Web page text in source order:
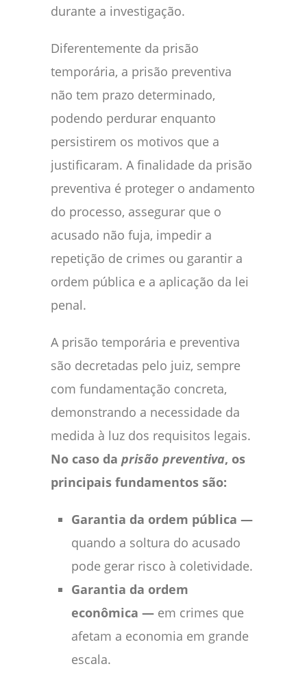
durante a investigação.
Diferentemente da prisão
temporária, a prisão preventiva
não tem prazo determinado,
podendo perdurar enquanto
persistirem os motivos que a
justificaram. A finalidade da prisão
preventiva é proteger o andamento
do processo, assegurar que o
acusado não fuja, impedir a
repetição de crimes ou garantir a
ordem pública e a aplicação da lei
penal.
A prisão temporária e preventiva
são decretadas pelo juiz, sempre
com fundamentação concreta,
demonstrando a necessidade da
medida à luz dos requisitos legais.
No caso da prisão preventiva, os
principais fundamentos são:
Garantia da ordem pública —
quando a soltura do acusado
pode gerar risco à coletividade.
Garantia da ordem
econômica — em crimes que
afetam a economia em grande
escala.